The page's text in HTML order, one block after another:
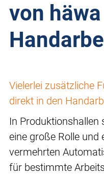
von
Vielerlei zusätzliche
direkt in den
In Produktionshallen
eine große Rolle und
vermehrten
für bestimmte